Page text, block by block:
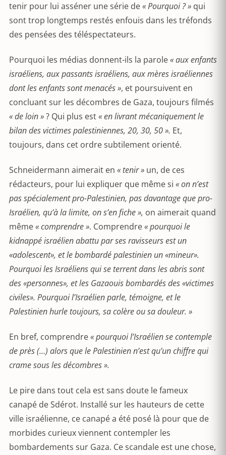
tenir pour lui asséner une série de« Pourquoi ? » qui
sont trop longtemps restés enfouis dans les tréfonds
des pensées des téléspectateurs.
Pourquoi les médias donnent-ils la parole« aux enfants
israéliens, aux passants israéliens, aux mères israéliennes
dont les enfants sont menacés », et poursuivent en
concluant sur les décombres de Gaza, toujours filmés
« de loin »? Qui plus est« en livrant mécaniquement le
bilan des victimes palestiniennes, 20, 30, 50 ». Et,
toujours, dans cet ordre subtilement orienté.
Schneidermann aimerait en « tenir » un, de ces
rédacteurs, pour lui expliquer que même si « on n’est
pas spécialement pro-Palestinien, pas davantage que pro-
Israélien, qu’à la limite, on s’en fiche », on aimerait quand
même« comprendre ». Comprendre« pourquoi le
kidnappé israélien abattu par ses ravisseurs est un
«adolescent», et le bombardé palestinien un «mineur».
Pourquoi les Israéliens qui se terrent dans les abris sont
des «personnes», et les Gazaouis bombardés des «victimes
civiles». Pourquoi l’Israélien parle, témoigne, et le
Palestinien hurle toujours, sa colère ou sa douleur. »
En bref, comprendre« pourquoi l’Israélien se contemple
de près (…) alors que le Palestinien n’est qu’un chiffre qui
crame sous les décombres ».
Le pire dans tout cela est sans doute le fameux
canapé de Sdérot. Installé sur les hauteurs de cette
ville israélienne, ce canapé a été posé là pour que de
morbides curieux viennent contempler les
bombardements sur Gaza. Ce scandale est une chose,